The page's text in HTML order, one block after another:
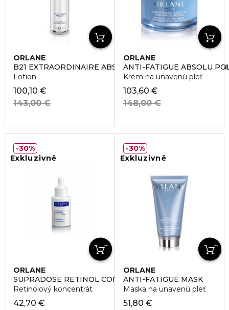
ORLANE
B21 EXTRAORDINAIRE ABSOLUTE TREATMENT LOTION
Lotion
100,10 €
143,00 €
ORLANE
ANTI-FATIGUE ABSOLU
Krém na unavenú pleť
103,60 €
148,00 €
Exkluzivně
ORLANE
SUPRADOSE RETINOL CONCENTRATE
Retinolový koncentrát
42,70 €
30%
Exkluzivně
ORLANE
ANTI-FATIGUE MASK
Maska na unavenú pleť
51,80 €
30%